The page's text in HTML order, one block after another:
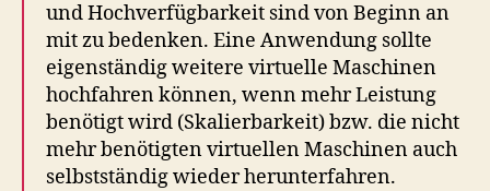
und Hochverfügbarkeit sind von Beginn an
mit zu bedenken. Eine Anwendung sollte
eigenständig weitere virtuelle Maschinen
hochfahren können, wenn mehr Leistung
benötigt wird (Skalierbarkeit) bzw. die nicht
mehr benötigten virtuellen Maschinen auch
selbstständig wieder herunterfahren.